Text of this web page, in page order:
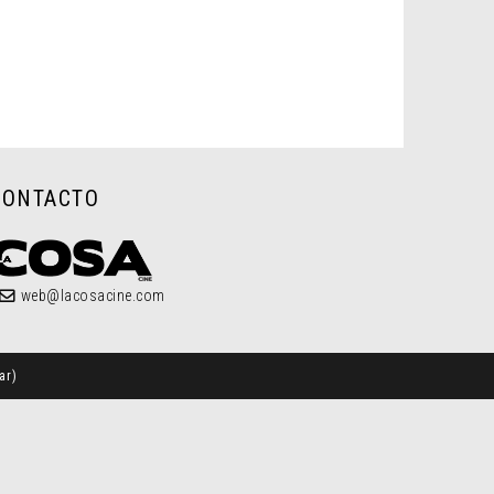
web@lacosacine.com
)